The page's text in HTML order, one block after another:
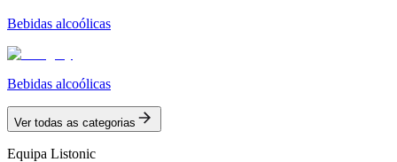
Bebidas alcoólicas
Bebidas alcoólicas
Ver todas as categorias
Equipa Listonic